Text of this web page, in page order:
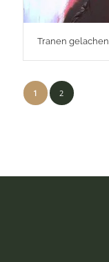
Tranen gelachen
1 2